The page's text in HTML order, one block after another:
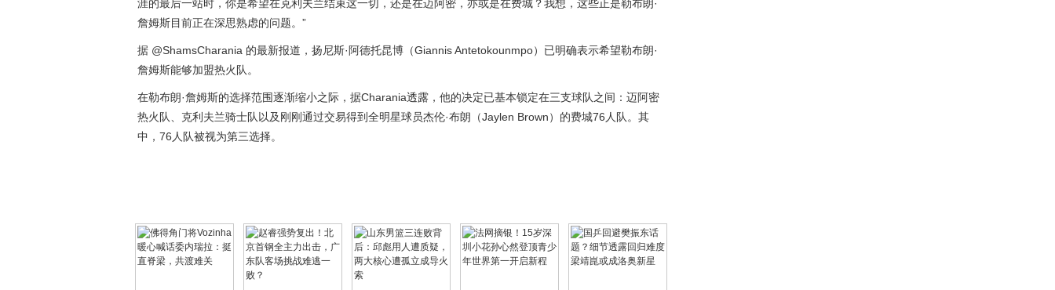
涯的最后一站时，你是希望在克利夫兰结束这一切，还是在迈阿密，亦或是在费城？我想，这些正是勒布朗·
詹姆斯目前正在深思熟虑的问题。”
据 @ShamsCharania 的最新报道，扬尼斯·阿德托昆博（Giannis Antetokounmpo）已明确表示希望勒布朗·
詹姆斯能够加盟热火队。
在勒布朗·詹姆斯的选择范围逐渐缩小之际，据Charania透露，他的决定已基本锁定在三支球队之间：迈阿密
热火队、克利夫兰骑士队以及刚刚通过交易得到全明星球员杰伦·布朗（Jaylen Brown）的费城76人队。其
中，76人队被视为第三选择。